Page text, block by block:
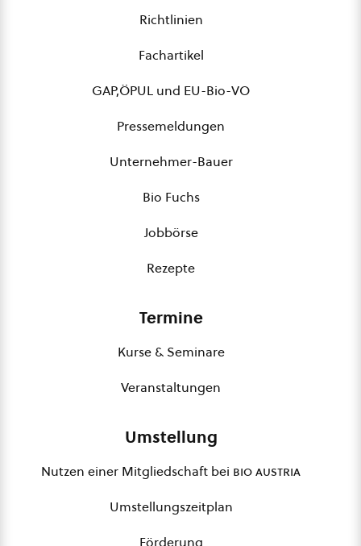
Richtlinien
Fachartikel
GAP,ÖPUL und EU-Bio-VO
Pressemeldungen
Unternehmer-Bauer
Bio Fuchs
Jobbörse
Rezepte
Termine
Kurse & Seminare
Veranstaltungen
Umstellung
Nutzen einer Mitgliedschaft bei bio austria
Umstellungszeitplan
Förderung